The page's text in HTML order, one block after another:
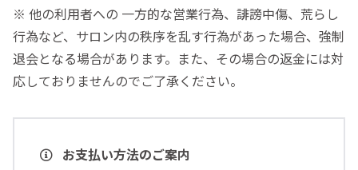
※ 他の利用者への 一方的な営業行為、誹謗中傷、荒らし
行為など、サロン内の秩序を乱す行為があった場合、強制
退会となる場合があります。また、その場合の返金には対
応しておりませんのでご了承ください。
お支払い方法のご案内